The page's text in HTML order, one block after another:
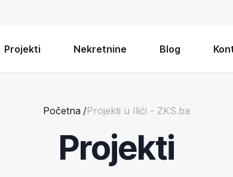
Projekti Nekretnine Blog
Početna /Projekti u Ilići - ZKS.ba
Projekti